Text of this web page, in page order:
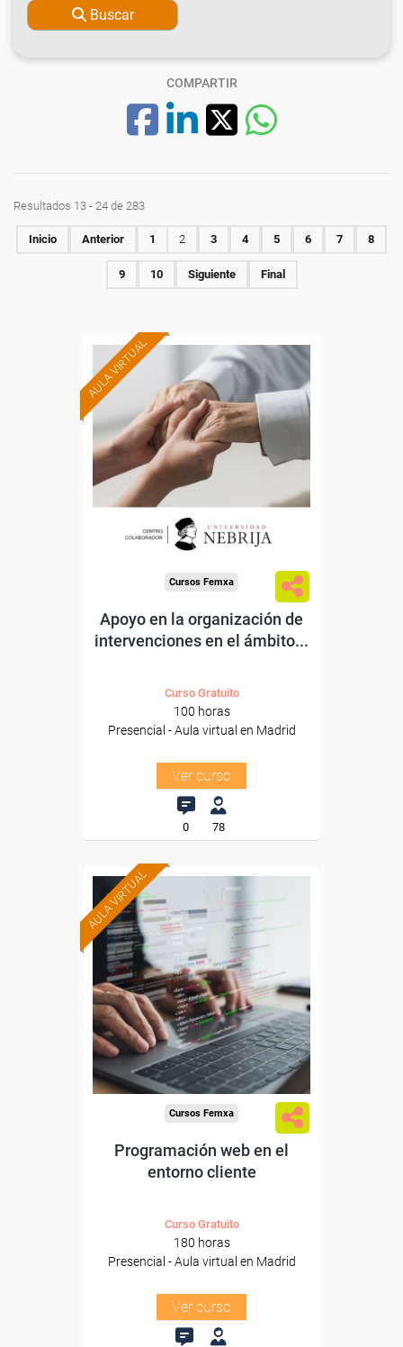
Buscar
COMPARTIR
Resultados 13 - 24 de 283
Inicio Anterior 1 2 3 4 5 6 7 8
9 10 Siguiente Final
AULA VIRTUAL Formación 100%
subvencionada.
Para trabajadores y
autónomos.
Para todos los sectores.
Cursos Femxa
Apoyo en la organización de
intervenciones en el ámbito...
Curso Gratuito
100 horas
Presencial - Aula virtual en Madrid
Ver curso
0 78
AULA VIRTUAL
Formación 100%
Para desempleados,
trabajadores y autónomos.
Para todos los sectores.
Cursos Femxa
Programación web en el
entorno cliente
Curso Gratuito
180 horas
Presencial - Aula virtual en Madrid
Ver curso